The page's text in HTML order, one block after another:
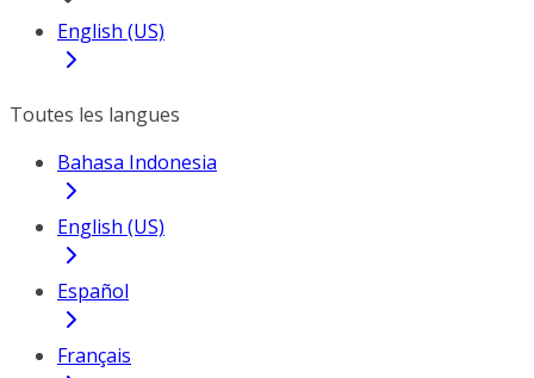
English (US)
Toutes les langues
Bahasa Indonesia
English (US)
Español
Français